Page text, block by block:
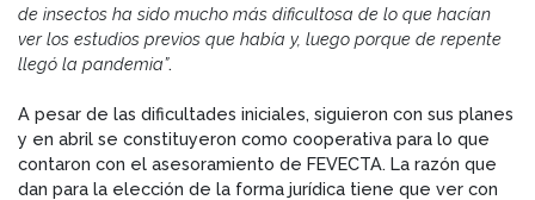
de insectos ha sido mucho más dificultosa de lo que hacían
ver los estudios previos que había y, luego porque de repente
llegó la pandemia”.
A pesar de las dificultades iniciales, siguieron con sus planes
y en abril se constituyeron como cooperativa para lo que
contaron con el asesoramiento de FEVECTA. La razón que
dan para la elección de la forma jurídica tiene que ver con